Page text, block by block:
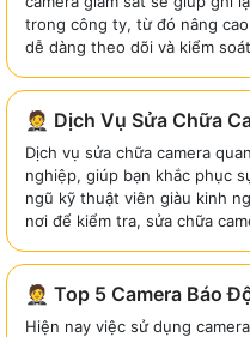
trong công ty, từ đó nâng
dễ dàng theo dõi và kiểm
🤵 Dịch Vụ Sửa Chữa
Dịch vụ sửa chữa camera
nghiệp, giúp bạn khắc phục
ngũ kỹ thuật viên giàu kinh
nơi để kiểm tra, sửa chữa
🤵 Top 5 Camera Báo
Hiện nay việc sử dụng